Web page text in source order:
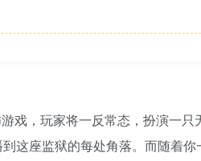
戏，玩家将一反常态，扮演一
这座监狱的每处角落。而随着